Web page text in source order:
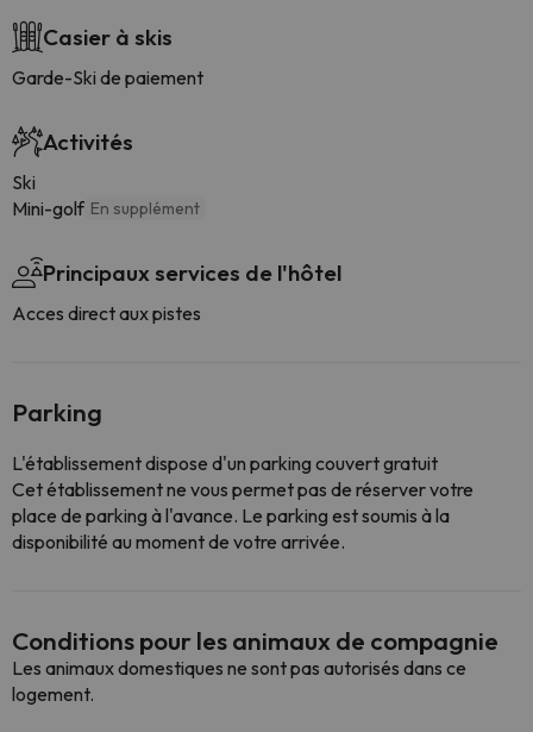
Casier à skis
Garde-Ski de paiement
Activités
Ski
Mini-golf En supplément
Principaux services de l'hôtel
Acces direct aux pistes
Parking
L'établissement dispose d'un parking couvert gratuit
Cet établissement ne vous permet pas de réserver votre
place de parking à l'avance. Le parking est soumis à la
disponibilité au moment de votre arrivée.
Conditions pour les animaux de compagnie
Les animaux domestiques ne sont pas autorisés dans ce
logement.